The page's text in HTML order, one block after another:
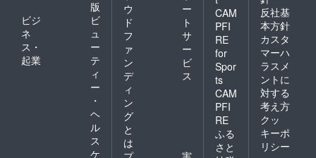
版
ビジ
ネ
ス・
起業
ビ
ュ
ー
テ
ィ
ー
・
ヘ
ル
ス
ケ
ウ
ド
フ
ァ
ン
デ
ィ
ン
グ
と
は
ー
ト
サ
ー
ビ
ス
CAM
PFI
RE
for
Spor
ts
CAM
PFI
RE
ふる
さと
反社基
本方針
カスタ
マーハ
ラスメ
ントに
対する
考え方
クッ
キーポ
リシー